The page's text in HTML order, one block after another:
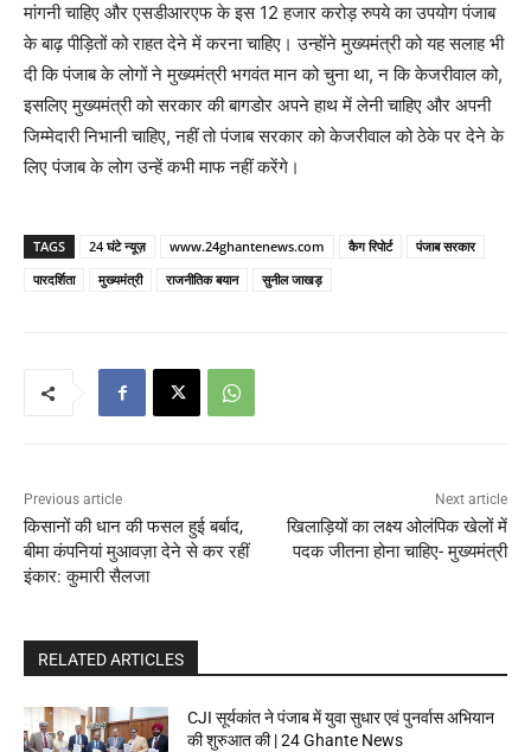
मांगनी चाहिए और एसडीआरएफ के इस 12 हजार करोड़ रुपये का उपयोग पंजाब
के बाढ़ पीड़ितों को राहत देने में करना चाहिए। उन्होंने मुख्यमंत्री को यह सलाह भी
दी कि पंजाब के लोगों ने मुख्यमंत्री भगवंत मान को चुना था, न कि केजरीवाल को,
इसलिए मुख्यमंत्री को सरकार की बागडोर अपने हाथ में लेनी चाहिए और अपनी
जिम्मेदारी निभानी चाहिए, नहीं तो पंजाब सरकार को केजरीवाल को ठेके पर देने के
लिए पंजाब के लोग उन्हें कभी माफ नहीं करेंगे।
TAGS 24 घंटे न्यूज़ www.24ghantenews.com कैग रिपोर्ट
पंजाब सरकार
पारदर्शिता
मुख्यमंत्री राजनीतिक बयान सुनील जाखड़
Previous article
किसानों की धान की फसल हुई बर्बाद,
बीमा कंपनियां मुआवज़ा देने से कर रहीं
इंकार: कुमारी सैलजा
Next article
खिलाड़ियों का लक्ष्य ओलंपिक खेलों में
पदक जीतना होना चाहिए- मुख्यमंत्री
RELATED ARTICLES
CJI सूर्यकांत ने पंजाब में युवा सुधार एवं पुनर्वास अभियान
की शुरुआत की | 24 Ghante News